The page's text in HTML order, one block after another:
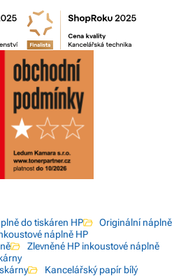
do tiskáren HP
Originální náplně
náplně HP
Zlevněné HP inkoustové náplně
Kancelářský papír bílý